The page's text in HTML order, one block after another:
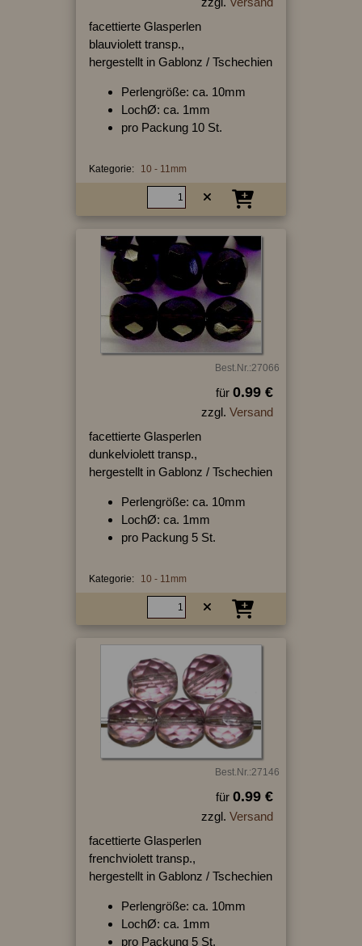
facettierte Glasperlen
blauviolett transp.,
hergestellt in Gablonz / Tschechien
Perlengröße: ca. 10mm
LochØ: ca. 1mm
pro Packung 10 St.
Kategorie: 10 - 11mm
Best.Nr.:27066
für 0.99 €
zzgl. Versand
facettierte Glasperlen
dunkelviolett transp.,
hergestellt in Gablonz / Tschechien
Perlengröße: ca. 10mm
LochØ: ca. 1mm
pro Packung 5 St.
Kategorie: 10 - 11mm
Best.Nr.:27146
für 0.99 €
zzgl. Versand
facettierte Glasperlen
frenchviolett transp.,
hergestellt in Gablonz / Tschechien
Perlengröße: ca. 10mm
LochØ: ca. 1mm
pro Packung 5 St.